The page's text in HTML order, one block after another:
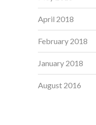
April 2018
February 2018
January 2018
August 2016